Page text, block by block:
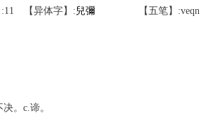
【异体字】: 兒彌 【五笔】:veqn
。c.谛。